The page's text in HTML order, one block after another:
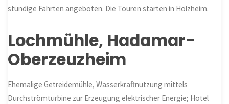
stündige Fahrten angeboten. Die Touren starten in Holzheim.
Lochmühle, Hadamar-
Oberzeuzheim
Ehemalige Getreidemühle, Wasserkraftnutzung mittels
Durchströmturbine zur Erzeugung elektrischer Energie; Hotel